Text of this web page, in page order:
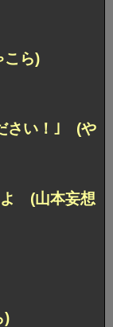
ら)
さい！｣ (や
よ (山本妄想
)